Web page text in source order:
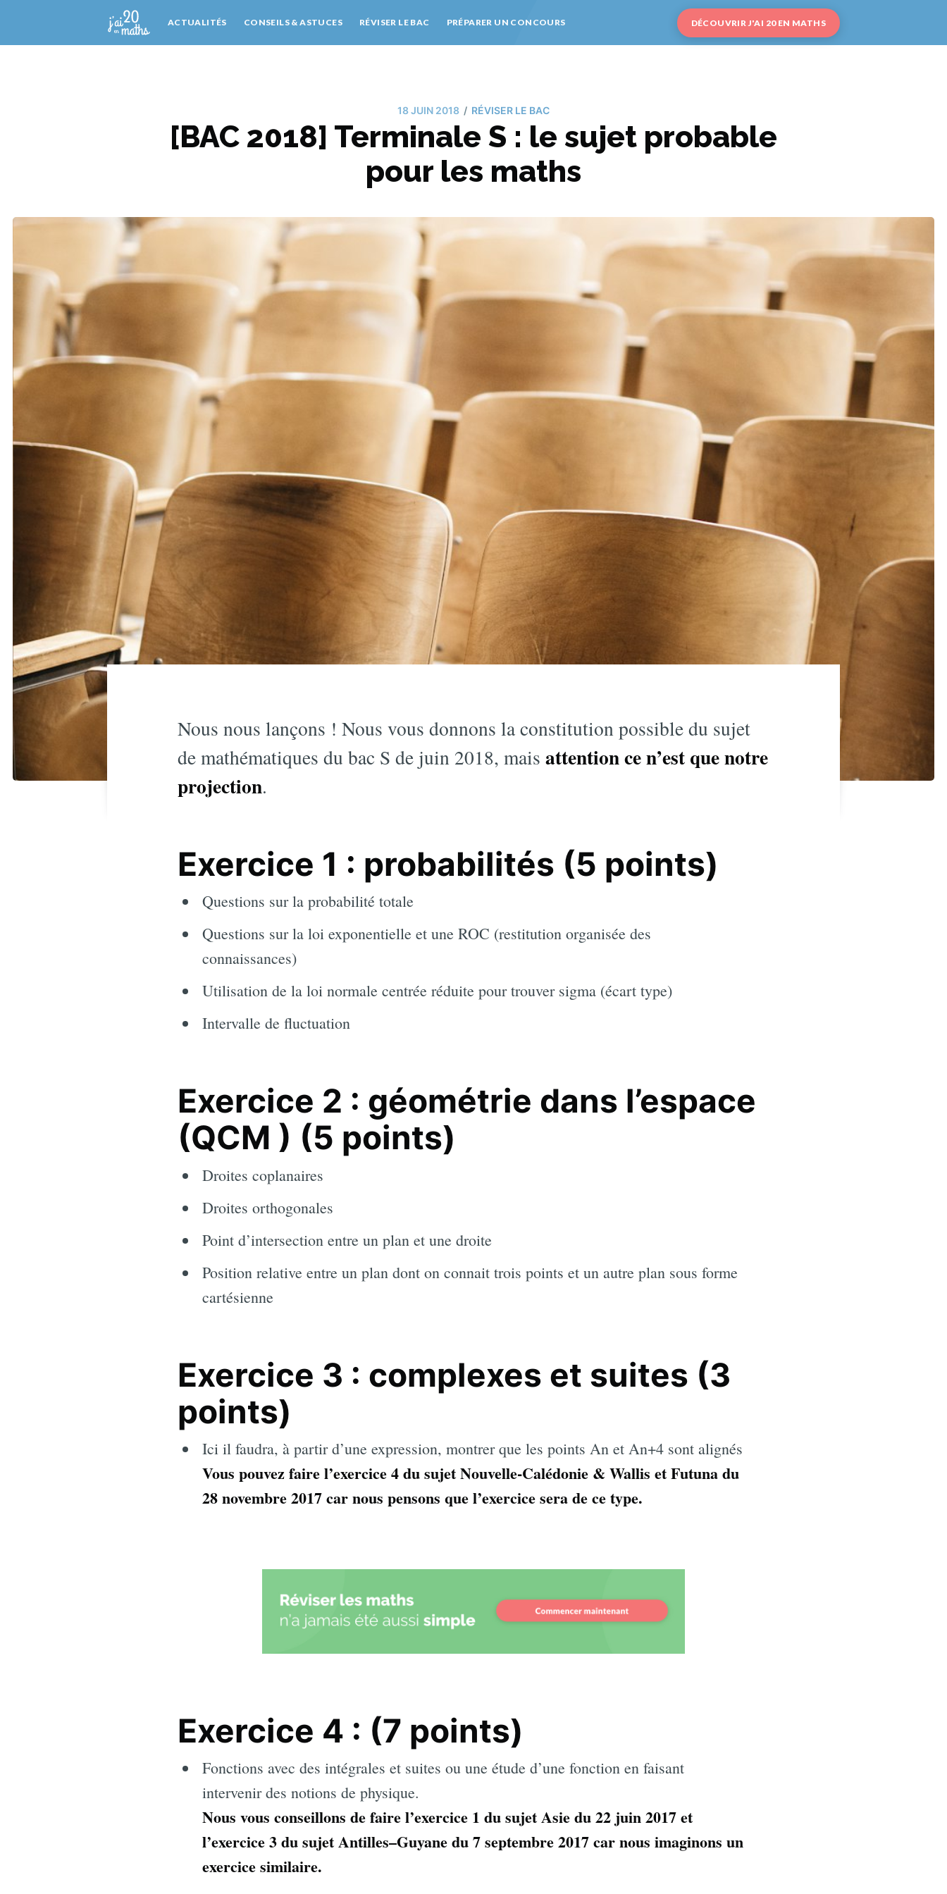
ACTUALITÉS CONSEILS & ASTUCES RÉVISER LE BAC PRÉPARER UN CONCOURS DÉCOUVRIR J'AI 20 EN MATHS
18 JUIN 2018 / RÉVISER LE BAC
[BAC 2018] Terminale S : le sujet probable
pour les maths
Nous nous lançons ! Nous vous donnons la constitution possible du sujet
de mathématiques du bac S de juin 2018, mais attention ce n’est que notre
projection.
Exercice 1 : probabilités (5 points)
Questions sur la probabilité totale
Questions sur la loi exponentielle et une ROC (restitution organisée des
connaissances)
Utilisation de la loi normale centrée réduite pour trouver sigma (écart type)
Intervalle de fluctuation
Exercice 2 : géométrie dans l’espace
(QCM ) (5 points)
Droites coplanaires
Droites orthogonales
Point d’intersection entre un plan et une droite
Position relative entre un plan dont on connait trois points et un autre plan sous forme
cartésienne
Exercice 3 : complexes et suites (3
points)
Ici il faudra, à partir d’une expression, montrer que les points An et An+4 sont alignés
Vous pouvez faire l’exercice 4 du sujet Nouvelle-Calédonie & Wallis et Futuna du
28 novembre 2017 car nous pensons que l’exercice sera de ce type.
Exercice 4 : (7 points)
Fonctions avec des intégrales et suites ou une étude d’une fonction en faisant
intervenir des notions de physique.
Nous vous conseillons de faire l’exercice 1 du sujet Asie du 22 juin 2017 et
l’exercice 3 du sujet Antilles–Guyane du 7 septembre 2017 car nous imaginons un
exercice similaire.